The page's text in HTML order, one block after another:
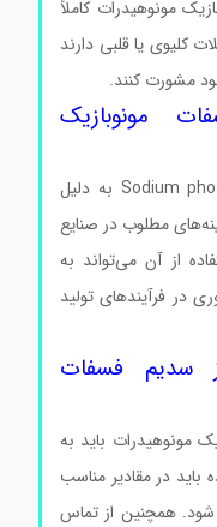
مونوهیدرات کاملاً
یا قلبی دارند
کنند.
مونوبازیک
Sodium phosphate monobasic monohydrate به دلیل
مطلوب در صنایع
از آن می‌تواند به
فرآیندهای تولید
فسفات
باید به
در مقادیر مناسب
همچنین از تماس